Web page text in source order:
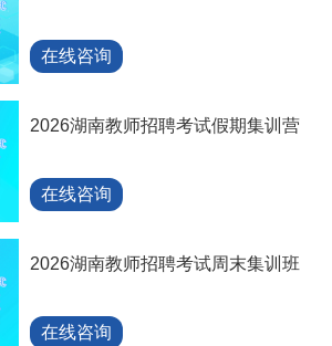
在线咨询
2026湖南教师招聘考试假期集训营
在线咨询
2026湖南教师招聘考试周末集训班
在线咨询